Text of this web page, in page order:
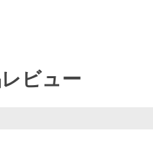
ビュー